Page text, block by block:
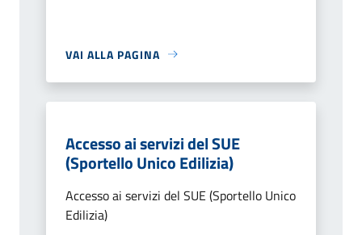
VAI ALLA PAGINA
Accesso ai servizi del SUE
(Sportello Unico Edilizia)
Accesso ai servizi del SUE (Sportello Unico
Edilizia)